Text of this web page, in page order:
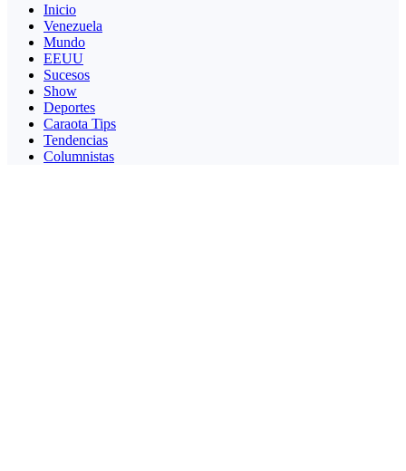
Inicio
Venezuela
Mundo
EEUU
Sucesos
Show
Deportes
Caraota Tips
Tendencias
Columnistas